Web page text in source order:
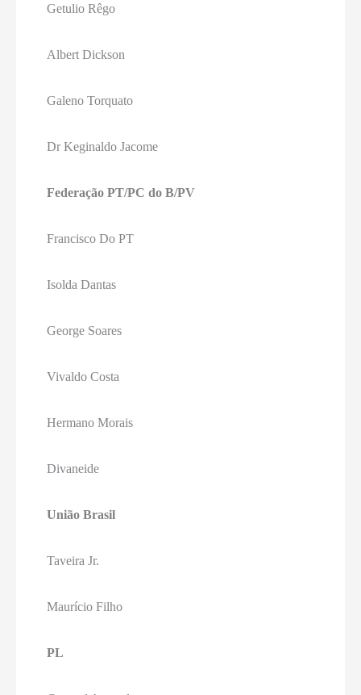
Getulio Rêgo
Albert Dickson
Galeno Torquato
Dr Keginaldo Jacome
Federação PT/PC do B/PV
Francisco Do PT
Isolda Dantas
George Soares
Vivaldo Costa
Hermano Morais
Divaneide
União Brasil
Taveira Jr.
Maurício Filho
PL